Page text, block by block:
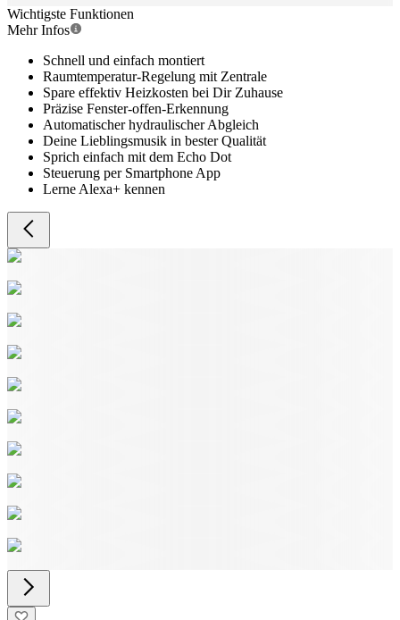
Wichtigste Funktionen
Mehr Infos
Schnell und einfach montiert
Raumtemperatur-Regelung mit Zentrale
Spare effektiv Heizkosten bei Dir Zuhause
Präzise Fenster-offen-Erkennung
Automatischer hydraulischer Abgleich
Deine Lieblingsmusik in bester Qualität
Sprich einfach mit dem Echo Dot
Steuerung per Smartphone App
Lerne Alexa+ kennen